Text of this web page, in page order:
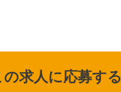
の求人に応募する